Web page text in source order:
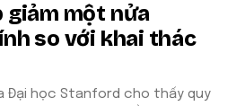
giảm một nửa
so với khai thác
Đại học Stanford cho thấy quy